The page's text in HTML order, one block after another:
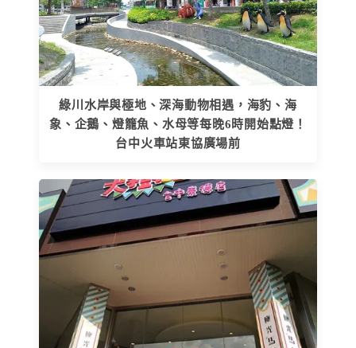
綠川水岸與極地、深海動物相遇，海豹、海
象、企鵝、燈籠魚、水母等每晚6時開始點燈！
台中火車站東協廣場前